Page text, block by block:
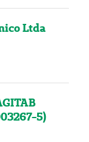
Ltda
5)